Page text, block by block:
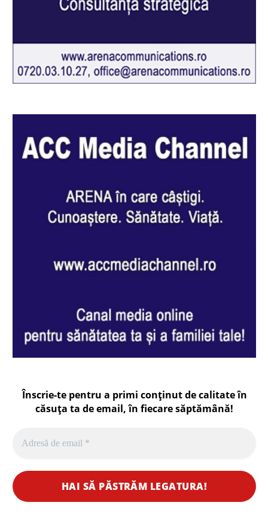
Înscrie-te pentru a primi conținut de calitate în
căsuța ta de email, în fiecaresăptămână!